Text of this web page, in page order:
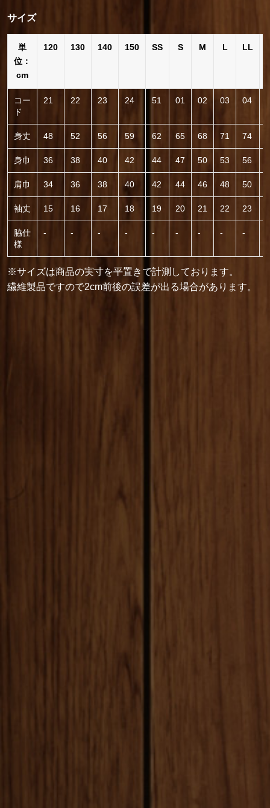
サイズ
単
位：
cm
120 130 140 150 SS S M L LL
コー
ド
21 22 23 24 51 01 02 03 04
身丈 48 52 56 59 62 65 68 71 74
身巾 36 38 40 42 44 47 50 53 56
肩巾 34 36 38 40 42 44 46 48 50
袖丈 15 16 17 18 19 20 21 22 23
脇仕
様
- - - - - - - - -
※サイズは商品の実寸を平置きで計測しております。
繊維製品ですので2cm前後の誤差が出る場合があります。